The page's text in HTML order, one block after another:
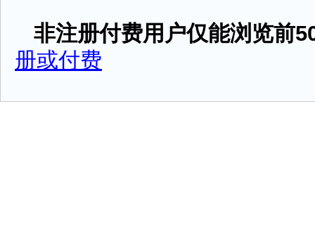
非注册付费用户仅能浏览前
册或付费